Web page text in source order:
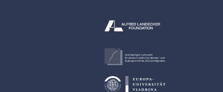
Axel Springer-Lehrstuhl
für deutsch-jüdische Literatur- und
Kulturgeschichte, Exil und Migration